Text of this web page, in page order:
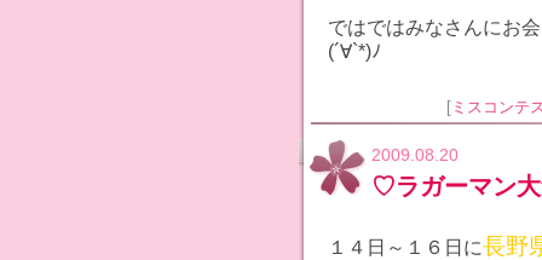
ではではみなさんにお
(´∀`*)ﾉ
[ ミスコンテ
2009.08.20
♡ラガーマン
１４日～１６日に長野